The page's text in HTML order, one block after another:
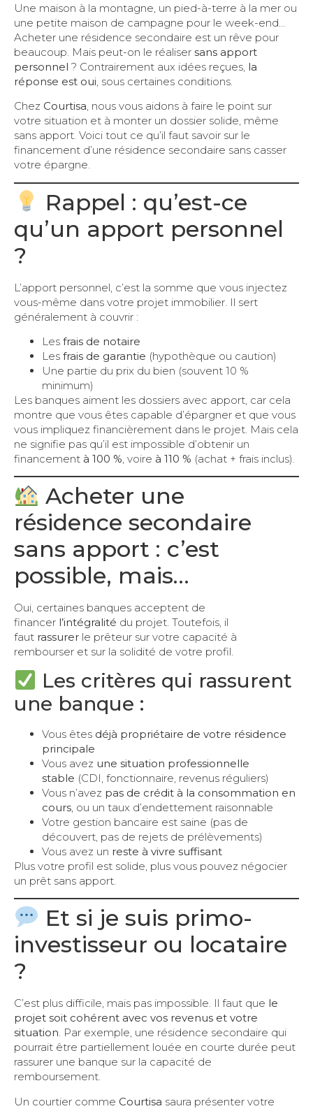
Une maison à la montagne, un pied-à-terre à la mer ou
une petite maison de campagne pour le week-end…
Acheter une résidence secondaire est un rêve pour
beaucoup. Mais peut-on le réaliser sans apport
personnel ? Contrairement aux idées reçues, la
réponse est oui, sous certaines conditions.
Chez Courtisa, nous vous aidons à faire le point sur
votre situation et à monter un dossier solide, même
sans apport. Voici tout ce qu’il faut savoir sur le
financement d’une résidence secondaire sans casser
votre épargne.
Rappel : qu’est-ce
qu’un apport personnel
?
L’apport personnel, c’est la somme que vous injectez
vous-même dans votre projet immobilier. Il sert
généralement à couvrir :
Les frais de notaire
Les frais de garantie (hypothèque ou caution)
Une partie du prix du bien (souvent 10 %
minimum)
Les banques aiment les dossiers avec apport, car cela
montre que vous êtes capable d’épargner et que vous
vous impliquez financièrement dans le projet. Mais cela
ne signifie pas qu’il est impossible d’obtenir un
financement à 100 %, voire à 110 % (achat + frais inclus).
Acheter une
résidence secondaire
sans apport : c’est
possible, mais…
Oui, certaines banques acceptent de
financer l’intégralité du projet. Toutefois, il
faut rassurer le prêteur sur votre capacité à
rembourser et sur la solidité de votre profil.
Les critères qui rassurent
une banque :
Vous êtes déjà propriétaire de votre résidence
principale
Vous avez une situation professionnelle
stable (CDI, fonctionnaire, revenus réguliers)
Vous n’avez pas de crédit à la consommation en
cours, ou un taux d’endettement raisonnable
Votre gestion bancaire est saine (pas de
découvert, pas de rejets de prélèvements)
Vous avez un reste à vivre suffisant
Plus votre profil est solide, plus vous pouvez négocier
un prêt sans apport.
Et si je suis primo-
investisseur ou locataire
?
C’est plus difficile, mais pas impossible. Il faut que le
projet soit cohérent avec vos revenus et votre
situation. Par exemple, une résidence secondaire qui
pourrait être partiellement louée en courte durée peut
rassurer une banque sur la capacité de
remboursement.
Un courtier comme Courtisa saura présenter votre